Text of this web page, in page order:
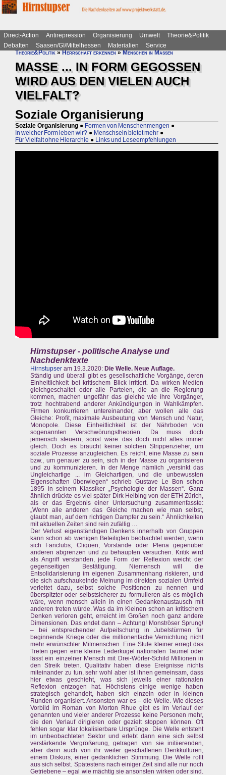
Direct-Action Antirepression Organisierung Umwelt
Theorie&Politik
Debatten
Saasen/GI/Mittelhessen Materialien
Service
Theorie&Politik»Herrschaft erkennen»Menschen in Massen
MASSE ... IN FORM GEGOSSEN
WIRD AUS DEN VIELEN AUCH
VIELFALT?
Soziale Organisierung
Soziale Organisierung ● Formen von Menschenmengen ●
In welcher Form leben wir? ● Menschsein bietet mehr ●
Für Vielfalt ohne Hierarchie ● Links und Leseempfehlungen
Hirnstupser - politische Analyse und
Nachdenktexte
Hirnstupser am 19.3.2020: Die Welle. Neue Auflage.
Ständig und überall gibt es gesellschaftliche Vorgänge, deren
Einheitlichkeit bei kritischem Blick irritiert. Da wirken Medien
gleichgeschaltet oder alle Parteien, die an die Regierung
kommen, machen ungefähr das gleiche wie ihre Vorgänger,
trotz hochtrabend anderer Ankündigungen in Wahlkämpfen.
Firmen konkurrieren untereinander, aber wollen alle das
Gleiche: Profit, maximale Ausbeutung von Mensch und Natur,
Monopole. Diese Einheitlichkeit ist der Nährboden von
sogenannten Verschwörungstheorien: Da muss doch
jemensch steuern, sonst wäre das doch nicht alles immer
gleich. Doch es braucht keiner solchen Strippenzieher, um
soziale Prozesse anzugleichen. Es reicht, eine Masse zu sein
bzw., um genauer zu sein, sich in der Masse zu organisieren
und zu kommunizieren. In der Menge nämlich „versinkt das
Ungleichartige ... im Gleichartigen, und die unbewussten
Eigenschaften überwiegen“ schrieb Gustave Le Bon schon
1895 in seinem Klassiker „Psychologie der Massen“. Ganz
ähnlich drückte es viel später Dirk Helbing von der ETH Zürich,
als er das Ergebnis einer Untersuchung zusammenfasste:
„Wenn alle anderen das Gleiche machen wie man selbst,
glaubt man, auf dem richtigen Dampfer zu sein.“ Ähnlichkeiten
mit aktuellen Zeiten sind rein zufällig …
Der Verlust eigenständigen Denkens innerhalb von Gruppen
kann schon ab wenigen Beteiligten beobachtet werden, wenn
sich Fanclubs, Cliquen, Vorstände oder Plena gegenüber
anderen abgrenzen und zu behaupten versuchen. Kritik wird
als Angriff verstanden, jede Form der Reflexion weicht der
gegenseitigen Bestätigung. Niemensch will die
Entsolidarisierung im eigenen Zusammenhang riskieren, und
die sich aufschaukelnde Meinung im direkten sozialen Umfeld
verleitet dazu, selbst solche Positionen zu nennen und
überspitzter oder selbstsicherer zu formulieren als es möglich
wäre, wenn mensch allein in einen Gedankenaustausch mit
anderen treten würde. Was da im Kleinen schon an kritischem
Denken verloren geht, erreicht im Großen noch ganz andere
Dimensionen. Das endet dann – Achtung! Monströser Sprung!
– bei entsprechender Aufpeitschung in Jubelstürmen für
beginnende Kriege oder die millionenfache Vernichtung nicht
mehr erwünschter Mitmenschen. Eine Stufe kleiner erregt das
Treten gegen eine kleine Lederkugel nationalen Taumel oder
lässt ein einzelner Mensch mit Drei-Wörter-Schild Millionen in
den Streik treten. Qualitativ haben diese Ereignisse nichts
miteinander zu tun, sehr wohl aber ist ihnen gemeinsam, dass
hier etwas geschieht, was sich jeweils einer rationalen
Reflexion entzogen hat. Höchstens einige wenige haben
strategisch gehandelt, haben sich einzeln oder in kleinen
Runden organisiert. Ansonsten war es – die Welle. Wie dieses
Vorbild im Roman von Morton Rhue gibt es im Verlauf der
genannten und vieler anderer Prozesse keine Personen mehr,
die den Verlauf dirigieren oder gezielt stoppen können. Oft
fehlen sogar klar lokalisierbare Ursprünge. Die Welle entsteht
im unbeobachteten Sektor und erlebt dann eine sich selbst
verstärkende Vergrößerung, getragen von sie initiierenden,
aber dann auch von ihr weiter geschaffenen Denkkulturen,
einem Diskurs, einer gedanklichen Stimmung. Die Welle rollt
aus sich selbst. Spätestens nach einiger Zeit sind alle nur noch
Getriebene – egal wie mächtig sie ansonsten wirken oder sind.